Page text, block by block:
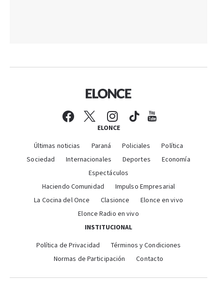
ELONCE
Últimas noticias Paraná Policiales
Política
Sociedad
Internacionales Deportes
Economía
Espectáculos
Haciendo Comunidad
Impulso Empresarial
La Cocina del Once
Clasionce
Elonce en vivo
Elonce Radio en vivo
INSTITUCIONAL
Política de Privacidad
Términos y Condiciones
Normas de Participación
Contacto